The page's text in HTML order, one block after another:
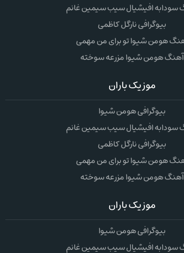
سودابه افیشیال سیب سیمین غانم
بیوگرافی نارگل کاظمی
هومن شیوا تو برای من مهمی
آهنگ هومن شیوا مزرعه سوخته
موزیک باران
بیوگرافی هومن شیوا
سودابه افیشیال سیب سیمین غانم
بیوگرافی نارگل کاظمی
هومن شیوا تو برای من مهمی
آهنگ هومن شیوا مزرعه سوخته
موزیک باران
بیوگرافی هومن شیوا
سودابه افیشیال سیب سیمین غانم